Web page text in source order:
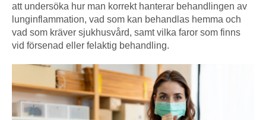
att undersöka hur man korrekt hanterar behandlingen av
lunginflammation, vad som kan behandlas hemma och
vad som kräver sjukhusvård, samt vilka faror som finns
vid försenad eller felaktig behandling.